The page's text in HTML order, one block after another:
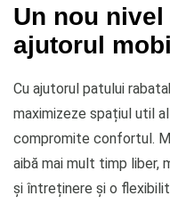
Un nou
ajutorul
Cu ajutorul patului
maximizeze spațiul util
compromite confortul.
aibă mai mult timp liber,
și întreținere și o